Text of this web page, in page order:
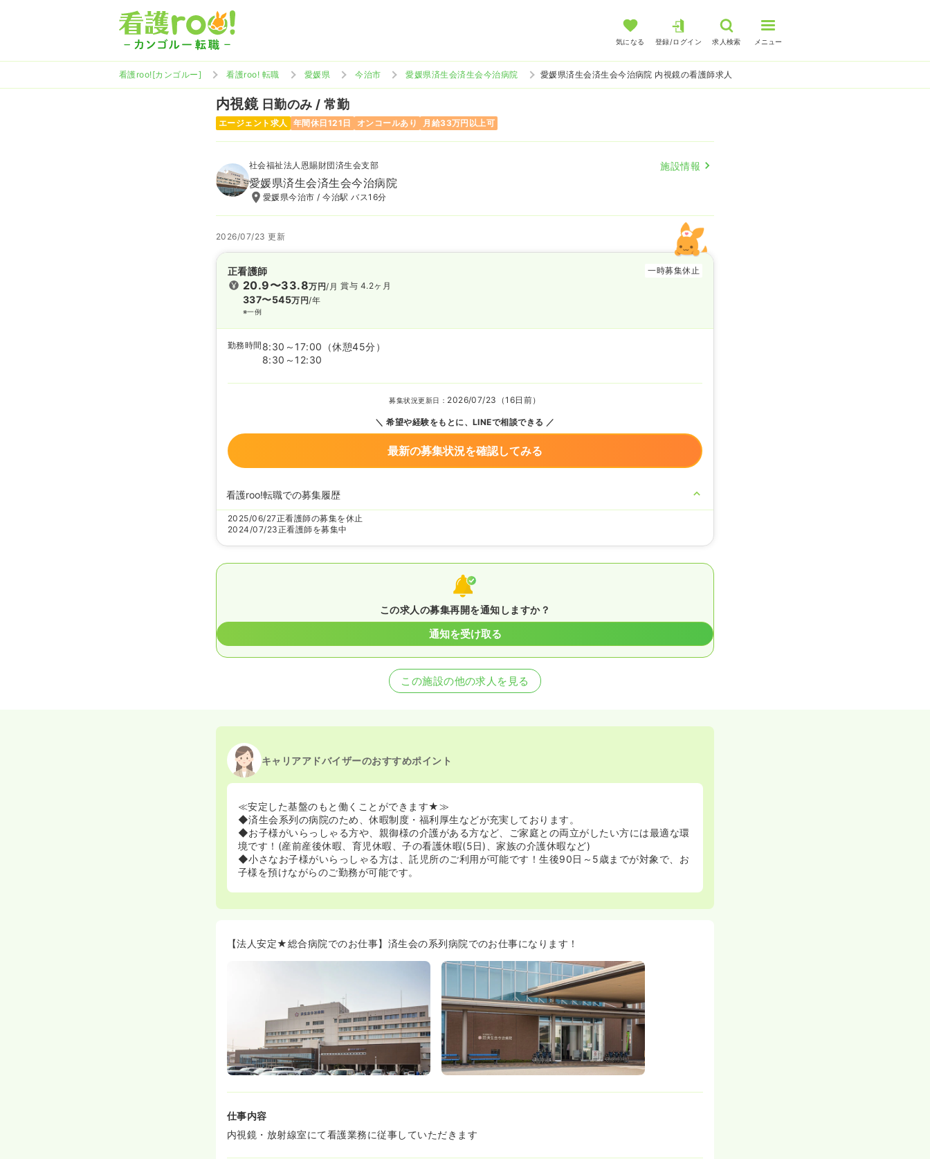
気になる 登録/ログイン 求人検索 メニュー
看護roo![カンゴルー] 看護roo! 転職 愛媛県 今治市 愛媛県済生会済生会今治病院 愛媛県済生会済生会今治病院 内視鏡の看護師求人
内視鏡日勤のみ / 常勤
エージェント求人 年間休日121日 オンコールあり 月給33万円以上可
社会福祉法人恩賜財団済生会支部 施設情報
愛媛県済生会済生会今治病院
愛媛県今治市 / 今治駅 バス16分
2026/07/23 更新
正看護師 一時募集休止
20.9〜33.8万円/月
337〜545万円/年
※一例
賞与 4.2ヶ月
勤務時間 8:30～17:00
（休憩45分）
8:30～12:30
募集状況更新日： 2026/07/23（16日前）
希望や経験をもとに、LINEで相談できる
最新の募集状況を確認してみる
看護roo!転職での募集履歴
2025/06/27正看護師の募集を休止
2024/07/23正看護師を募集中
この求人の募集再開を通知しますか？
通知を受け取る
この施設の他の求人を見る
キャリアアドバイザーのおすすめポイント
≪安定した基盤のもと働くことができます★≫
◆済生会系列の病院のため、休暇制度・福利厚生などが充実しております。
◆お子様がいらっしゃる方や、親御様の介護がある方など、ご家庭との両立がしたい方には最適な環
境です！(産前産後休暇、育児休暇、子の看護休暇(5日)、家族の介護休暇など)
◆小さなお子様がいらっしゃる方は、託児所のご利用が可能です！生後90日～5歳までが対象で、お
子様を預けながらのご勤務が可能です。
【法人安定★総合病院でのお仕事】済生会の系列病院でのお仕事になります！
仕事内容
内視鏡・放射線室にて看護業務に従事していただきます